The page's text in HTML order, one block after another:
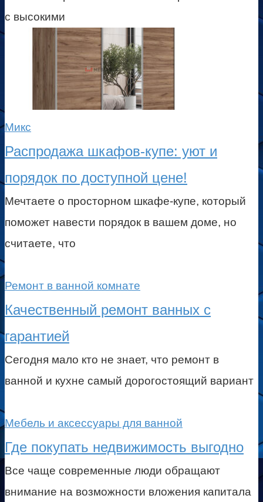
с высокими
Микс
Распродажа шкафов-купе: уют и
порядок по доступной цене!
Мечтаете о просторном шкафе-купе, который
поможет навести порядок в вашем доме, но
считаете, что
Ремонт в ванной комнате
Качественный ремонт ванных с
гарантией
Сегодня мало кто не знает, что ремонт в
ванной и кухне самый дорогостоящий вариант
Мебель и аксессуары для ванной
Где покупать недвижимость выгодно
Все чаще современные люди обращают
внимание на возможности вложения капитала